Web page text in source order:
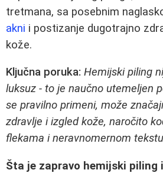
tretmana, sa posebnim
akni i postizanje dugotrajno
kože.
Ključna poruka: Hemijski piling
luksuz - to je naučno utemeljen
se pravilno primeni, može
zdravlje i izgled kože, naročito
flekama i neravnomernom
Šta je zapravo hemijski piling